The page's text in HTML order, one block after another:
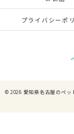
プライバシーポ
© 2026 愛知県名古屋のペッ